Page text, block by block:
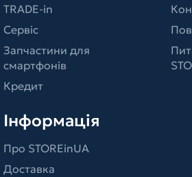
TRADE-in
Сервіс
Запчастини для
смартфонів
Кредит
Інформація
Про STOREinUA
Доставка